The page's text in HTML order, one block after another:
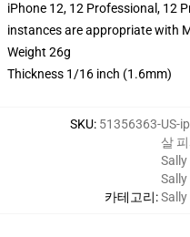
iPhone 12, 12 Professional, 12
instances are appropriate with
Weight 26g
Thickness 1/16 inch (1.6mm)
SKU: 51356363-US-
카테고리:
살
Sally
Sally
Sally